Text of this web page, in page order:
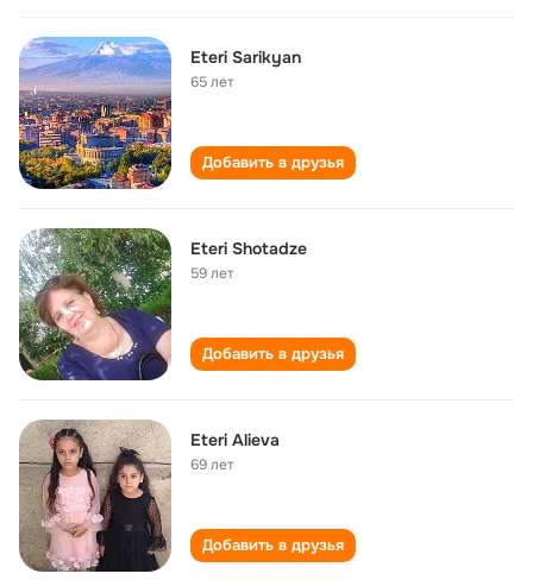
Eteri Sarikyan
65 лет
Добавить в друзья
Eteri Shotadze
59 лет
Добавить в друзья
Eteri Alieva
69 лет
Добавить в друзья